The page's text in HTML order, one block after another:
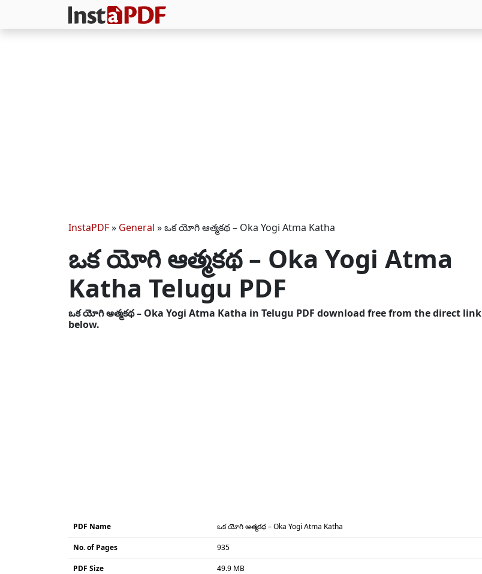
InstaPDF» General »ఒక యోగి ఆత్మకథ – Oka Yogi Atma Katha
ఒక యోగి ఆత్మకథ – Oka Yogi Atma
Katha Telugu PDF
ఒక యోగి ఆత్మకథ – Oka Yogi Atma Katha in Telugu PDF download free from the direct link
below.
PDF Name ఒక యోగి ఆత్మకథ – Oka Yogi Atma Katha
No. of Pages 935
PDF Size 49.9 MB